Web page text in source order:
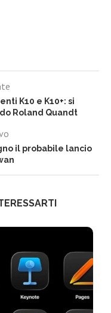
K10 e K10+: si
Roland Quandt
il probabile lancio